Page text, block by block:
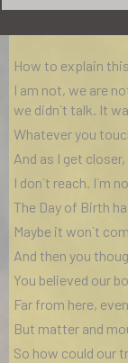
How to explain
I am not, we are
we didn`t talk. It
Whatever you
And as I get
I don`t reach. I`m
The Day of Birth
Maybe it won`t
And then you
You believed our
Far from here,
But matter and
So how could our